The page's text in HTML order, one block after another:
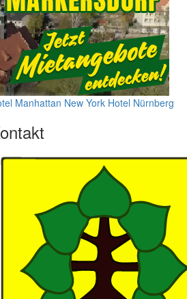
Manhattan New York Hotel Nürnberg